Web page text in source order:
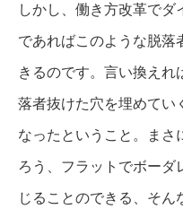
しかし、働き方改革でダ
であればこのような脱落
きるのです。 言い換えれ
落者抜けた穴を埋めてい
なったということ。 まさ
ろう、フラットでボーダ
じることのできる、そ